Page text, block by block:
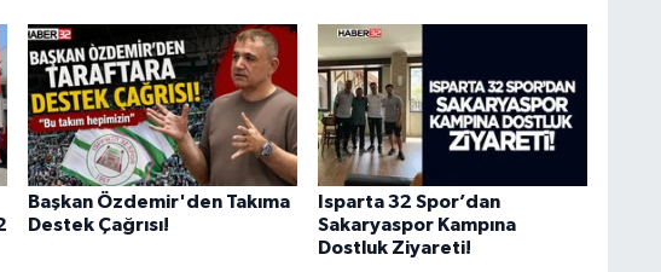
Başkan Özdemir'den Takıma
Destek Çağrısı!
Isparta 32 Spor’dan
Sakaryaspor Kampına
Dostluk Ziyareti!